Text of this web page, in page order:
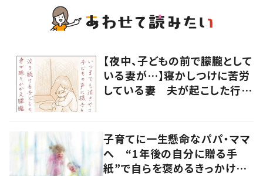
【夜中、子どもの前で朦朧として
いる妻が…】寝かしつけに苦労
している妻 夫が起こした行動
子育てに一生懸命なパパ・ママ
へ “1年後の自分に贈る手
紙”で自らを褒めるきっかけ